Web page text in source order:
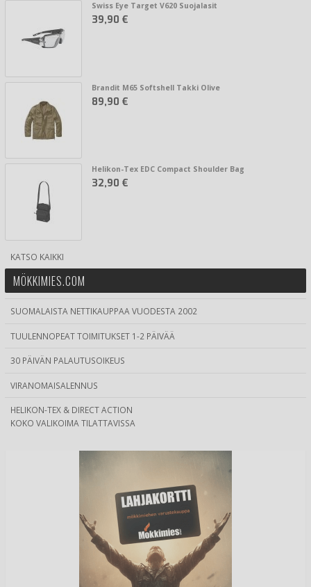
Swiss Eye Target V620 Suojalasit
39,90 €
Brandit M65 Softshell Takki Olive
89,90 €
Helikon-Tex EDC Compact Shoulder Bag
32,90 €
KATSO KAIKKI
MÖKKIMIES.COM
SUOMALAISTA NETTIKAUPPAA VUODESTA 2002
TUULENNOPEAT TOIMITUKSET 1-2 PÄIVÄÄ
30 PÄIVÄN PALAUTUSOIKEUS
VIRANOMAISALENNUS
HELIKON-TEX & DIRECT ACTION
KOKO VALIKOIMA TILATTAVISSA